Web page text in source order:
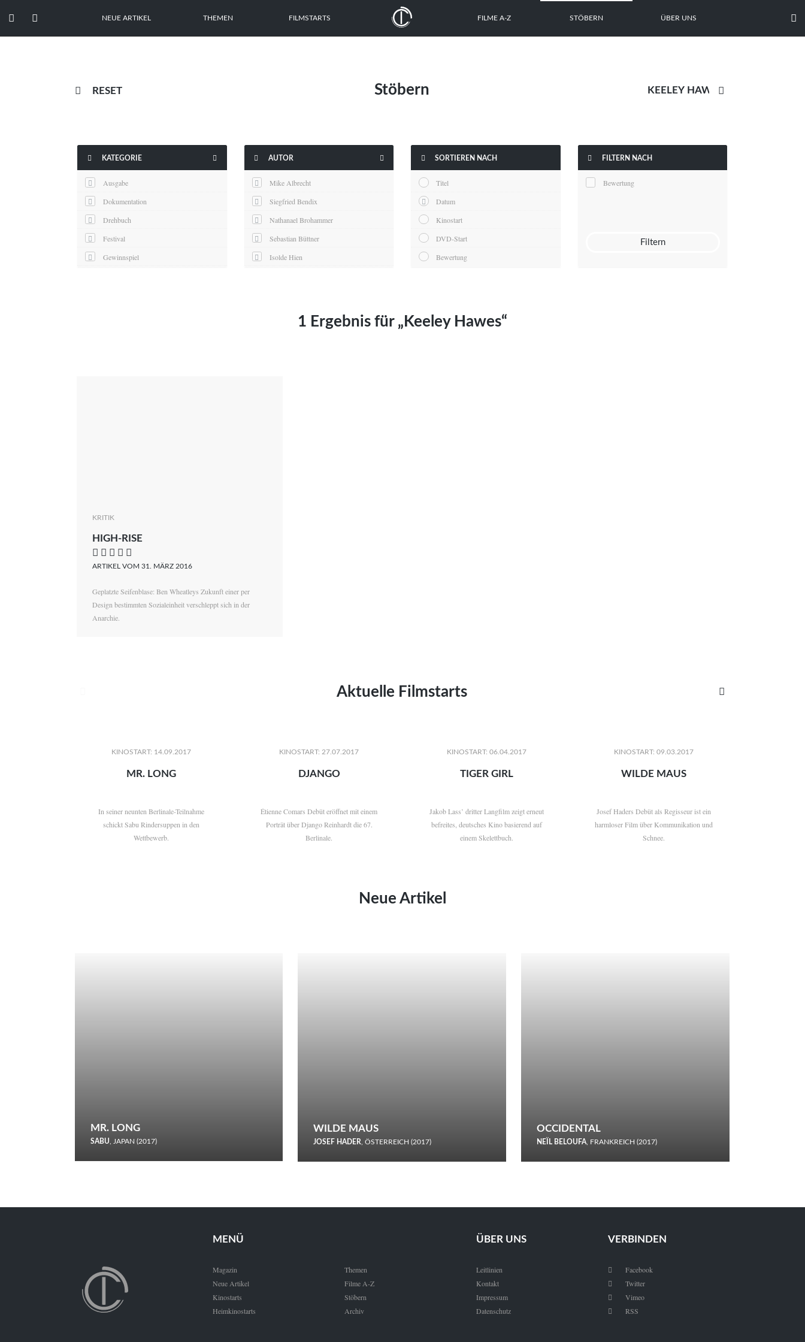
  NEUE ARTIKEL THEMEN FILMSTARTS FILME A-Z STÖBERN ÜBER UNS 
 RESET Stöbern 
 KATEGORIE 
Ausgabe
Dokumentation
Drehbuch
Festival
Gewinnspiel
 AUTOR 
Mike Albrecht
Siegfried Bendix
Nathanael Brohammer
Sebastian Büttner
Isolde Hien
 SORTIEREN NACH
Titel
Datum
Kinostart
DVD-Start
Bewertung
 FILTERN NACH
Bewertung
Filtern
1 Ergebnis für „Keeley Hawes“
KRITIK
HIGH-RISE
    
ARTIKEL VOM 31. MÄRZ 2016
Geplatzte Seifenblase: Ben Wheatleys Zukunft einer per
Design bestimmten Sozialeinheit verschleppt sich in der
Anarchie.
Aktuelle Filmstarts 
KINOSTART: 14.09.2017
MR. LONG
In seiner neunten Berlinale-Teilnahme
schickt Sabu Rindersuppen in den
Wettbewerb.
KINOSTART: 27.07.2017
DJANGO
Étienne Comars Debüt eröffnet mit einem
Porträt über Django Reinhardt die 67.
Berlinale.
KINOSTART: 06.04.2017
TIGER GIRL
Jakob Lass’ dritter Langfilm zeigt erneut
befreites, deutsches Kino basierend auf
einem Skelettbuch.
KINOSTART: 09.03.2017
WILDE MAUS
Josef Haders Debüt als Regisseur ist ein
harmloser Film über Kommunikation und
Schnee.
Neue Artikel
MR. LONG
SABU, JAPAN (2017)
den Wettbewerb.
WILDE MAUS
JOSEF HADER, ÖSTERREICH (2017)
Schnee.
OCCIDENTAL
NEÏL BELOUFA, FRANKREICH (2017)
MENÜ
Magazin
Neue Artikel
Kinostarts
Heimkinostarts
Themen
Filme A-Z
Stöbern
Archiv
ÜBER UNS
Leitlinien
Kontakt
Impressum
Datenschutz
VERBINDEN
 Facebook
 Twitter
 Vimeo
 RSS